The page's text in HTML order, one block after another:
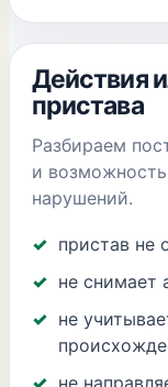
Действия
пристава
Разбираем
и
нарушений.
пристав не
не снимает
не
не